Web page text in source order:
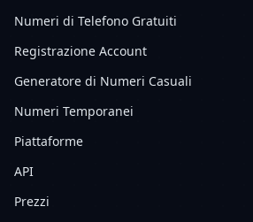
Numeri di Telefono Gratuiti
Registrazione Account
Generatore di Numeri Casuali
Numeri Temporanei
Piattaforme
API
Prezzi